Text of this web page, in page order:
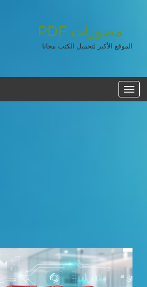
مصورات PDF
الموقع الأكبر لتحميل الكتب مجانا
القائمه
الرئيسية